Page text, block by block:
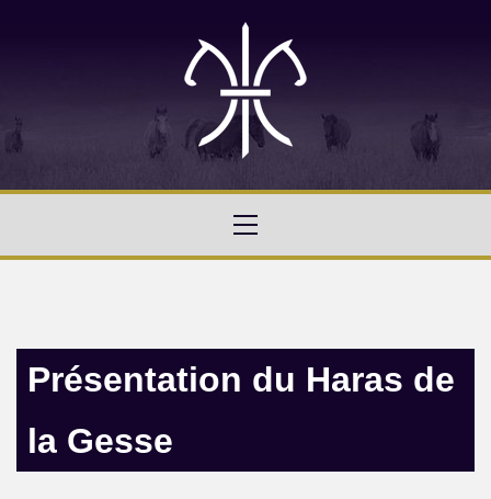
Présentation du Haras de
la Gesse